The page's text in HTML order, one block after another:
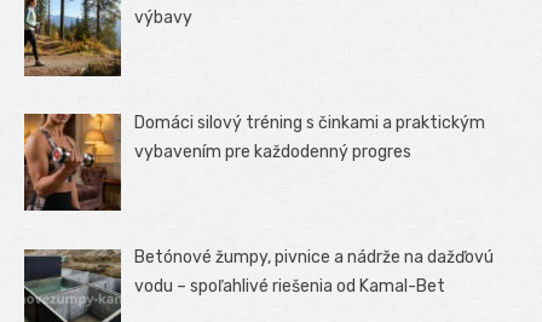
výbavy
Domáci silový tréning s činkami a praktickým
vybavením pre každodenný progres
Betónové žumpy, pivnice a nádrže na dažďovú
vodu – spoľahlivé riešenia od Kamal-Bet